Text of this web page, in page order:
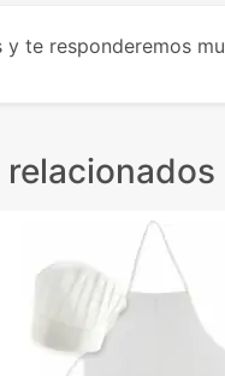
y te responderemos